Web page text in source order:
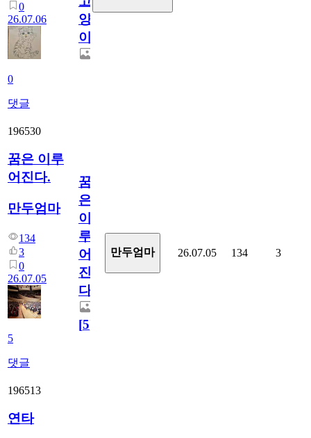
0
26.07.06
0
댓글
양
이
196530
꿈은 이루
어진다.
만두엄마
134
3
0
26.07.05
5
댓글
꿈
은
이
루
어
진
다.
[5]
만두엄마 26.07.05 134 3
196513
연타